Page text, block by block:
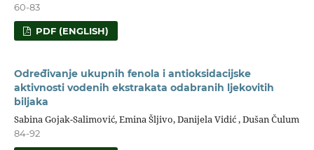
60-83
PDF (ENGLISH)
Određivanje ukupnih fenola i antioksidacijske
aktivnosti vodenih ekstrakata odabranih ljekovitih
biljaka
Sabina Gojak-Salimović, Emina Šljivo, Danijela Vidić , Dušan Čulum
84-92